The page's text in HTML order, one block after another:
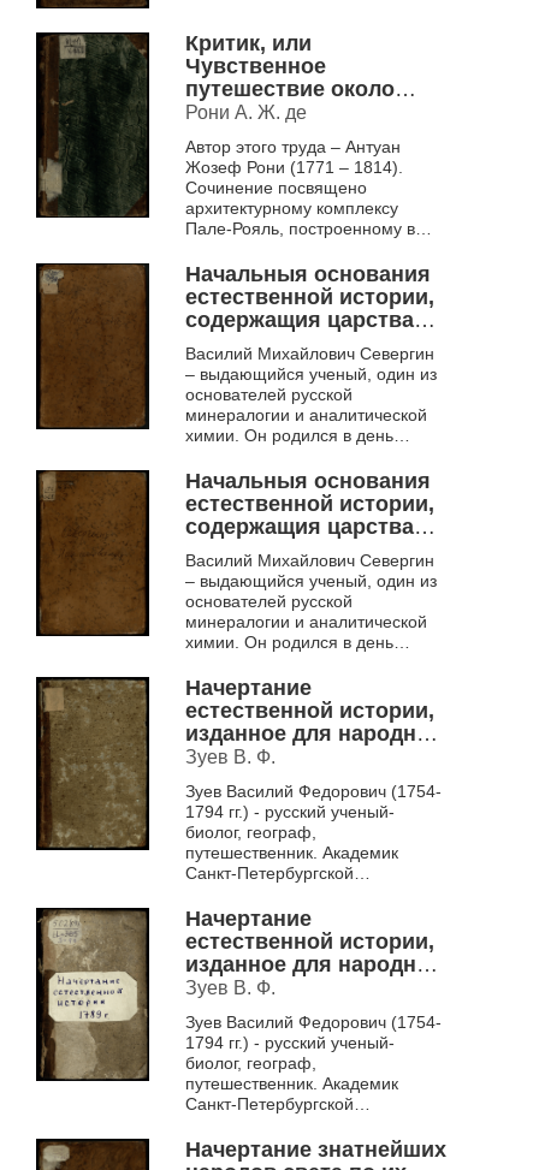
разнообразны – от медицины...
Критик, или
Чувственное
путешествие около
Пале-Ройяль,
Королевских палат, в
Париже
Рони А. Ж. де
Автор этого труда – Антуан
Жозеф Рони (1771 – 1814).
Сочинение посвящено
архитектурному комплексу
Пале-Рояль, построенному в
резиденция кардинала Решилье.
Пале-Рояль вкл...
Начальныя основания
естественной истории,
содержащия царства
животных,
произрастений, и
изкопаемых. [Отд. 3], ч.
1
Василий Михайлович Севергин
– выдающийся ученый, один из
основателей русской
минералогии и аналитической
химии. Он родился в день
продолжателем его начинаний.
Учась в Германии,...
Начальныя основания
естественной истории,
содержащия царства
животных,
произрастений, и
изкопаемых. [Отд. 3], ч.
2
Василий Михайлович Севергин
– выдающийся ученый, один из
основателей русской
минералогии и аналитической
химии. Он родился в день
продолжателем его начинаний.
Учась в Германии,...
Начертание
естественной истории,
изданное для народных
училищ Российской
империи по
высочайшему
повелению
царствующия
Императрицы
Зуев В. Ф.
Зуев Василий Федорович (1754-
1794 гг.) - русский ученый-
биолог, географ,
путешественник. Академик
Санкт-Петербургской
Его труд «Начертание
естественной истории» яв...
Начертание
естественной истории,
изданное для народных
училищ Российской
империи по
высочайшему
повелению
царствующия
Императрицы
Зуев В. Ф.
Зуев Василий Федорович (1754-
1794 гг.) - русский ученый-
биолог, географ,
путешественник. Академик
Санкт-Петербургской
Его труд «Начертание
естественной истории»
Начертание знатнейших